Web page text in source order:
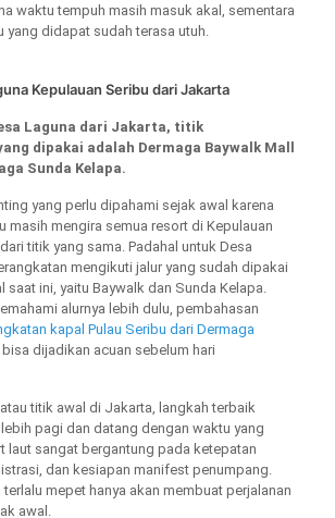
waktu tempuh masih masuk akal, sementara
yang didapat sudah terasa utuh.
Kepulauan Seribu dari Jakarta
Laguna dari Jakarta, titik
dipakai adalah Dermaga Baywalk Mall
Sunda Kelapa.
yang perlu dipahami sejak awal karena
masih mengira semua resort di Kepulauan
titik yang sama. Padahal untuk Desa
mengikuti jalur yang sudah dipakai
saat ini, yaitu Baywalk dan Sunda Kelapa.
alurnya lebih dulu, pembahasan
kapal Pulau Seribu dari Dermaga
dijadikan acuan sebelum hari
titik awal di Jakarta, langkah terbaik
pagi dan datang dengan waktu yang
laut sangat bergantung pada ketepatan
dan kesiapan manifest penumpang.
mepet hanya akan membuat perjalanan
awal.